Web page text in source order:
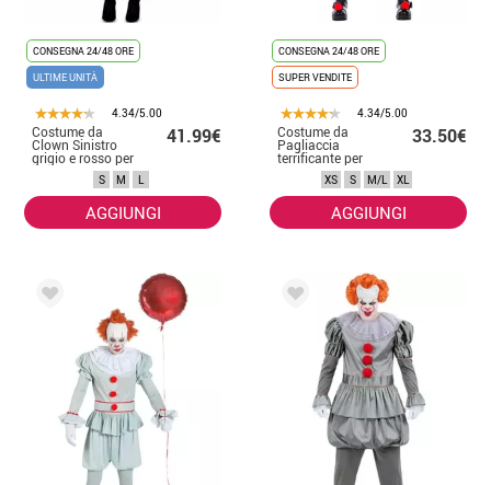
CONSEGNA 24/48 ORE
ULTIME UNITÀ
4.34/5.00
Costume da
Clown Sinistro
grigio e rosso per
donna
41.99€
S M L
AGGIUNGI
CONSEGNA 24/48 ORE
SUPER VENDITE
4.34/5.00
Costume da
Pagliaccia
terrificante per
33.50€
XS S M/L XL
AGGIUNGI